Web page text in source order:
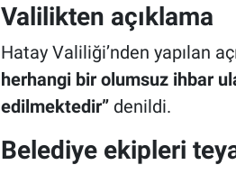
Valilikten açıklama
Hatay Valiliği’nden yapılan
herhangi bir olumsuz ihbar
edilmektedir”denildi.
Belediye ekipleri